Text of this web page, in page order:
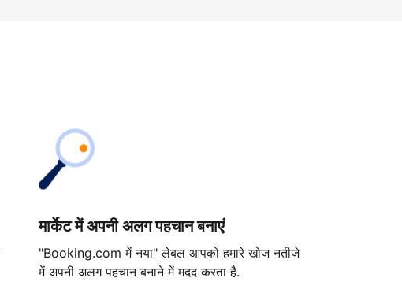
मार्केट में अपनी अलग पहचान बनाएं
"Booking.com में नया" लेबल आपको हमारे खोज नतीजे
में अपनी अलग पहचान बनाने में मदद करता है.